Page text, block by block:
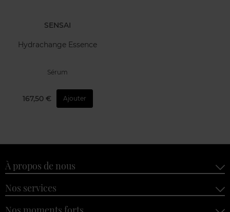
SENSAI
Hydrachange Essence
Sérum
167,50 € Ajouter
À propos de nous
Nos services